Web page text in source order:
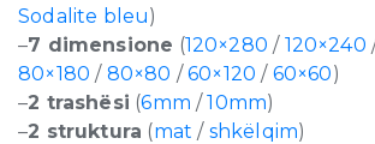
Sodalite bleu)
–7 dimensione (120×280 / 120×240
80×180 / 80×80 /60×120 / 60×60)
–2 trashësi (6mm /10mm)
–2 struktura (mat / shkëlqim)